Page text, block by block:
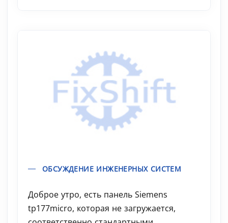
ОБСУЖДЕНИЕ ИНЖЕНЕРНЫХ СИСТЕМ
Доброе утро, есть панель Siemens
tp177micro, которая не загружается,